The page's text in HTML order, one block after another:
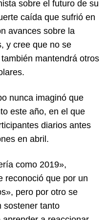
sobre el futuro de su
caída que sufrió en
avances sobre la
y cree que no se
mantendrá otros
nunca imaginó que
este año, en el que
diarios antes
en abril.
como 2019»,
reconoció que por un
pero por otro se
sostener tanto